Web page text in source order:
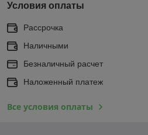
Условия оплаты
Рассрочка
Наличными
Безналичный расчет
Наложенный платеж
Все условия оплаты